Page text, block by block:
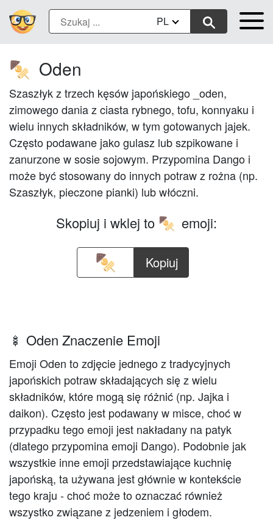
PL
🍢 Oden
Szaszłyk z trzech kęsów japońskiego _oden,
zimowego dania z ciasta rybnego, tofu, konnyaku i
wielu innych składników, w tym gotowanych jajek.
Często podawane jako gulasz lub szpikowane i
zanurzone w sosie sojowym. Przypomina Dango i
może być stosowany do innych potraw z rożna (np.
Szaszłyk, pieczone pianki) lub włóczni.
Skopiuj i wklej to 🍢 emoji:
Kopiuj
🍢 Oden Znaczenie Emoji
Emoji Oden to zdjęcie jednego z tradycyjnych
japońskich potraw składających się z wielu
składników, które mogą się różnić (np. Jajka i
daikon). Często jest podawany w misce, choć w
przypadku tego emoji jest nakładany na patyk
(dlatego przypomina emoji Dango). Podobnie jak
wszystkie inne emoji przedstawiające kuchnię
japońską, ta używana jest głównie w kontekście
tego kraju - choć może to oznaczać również
wszystko związane z jedzeniem i głodem.